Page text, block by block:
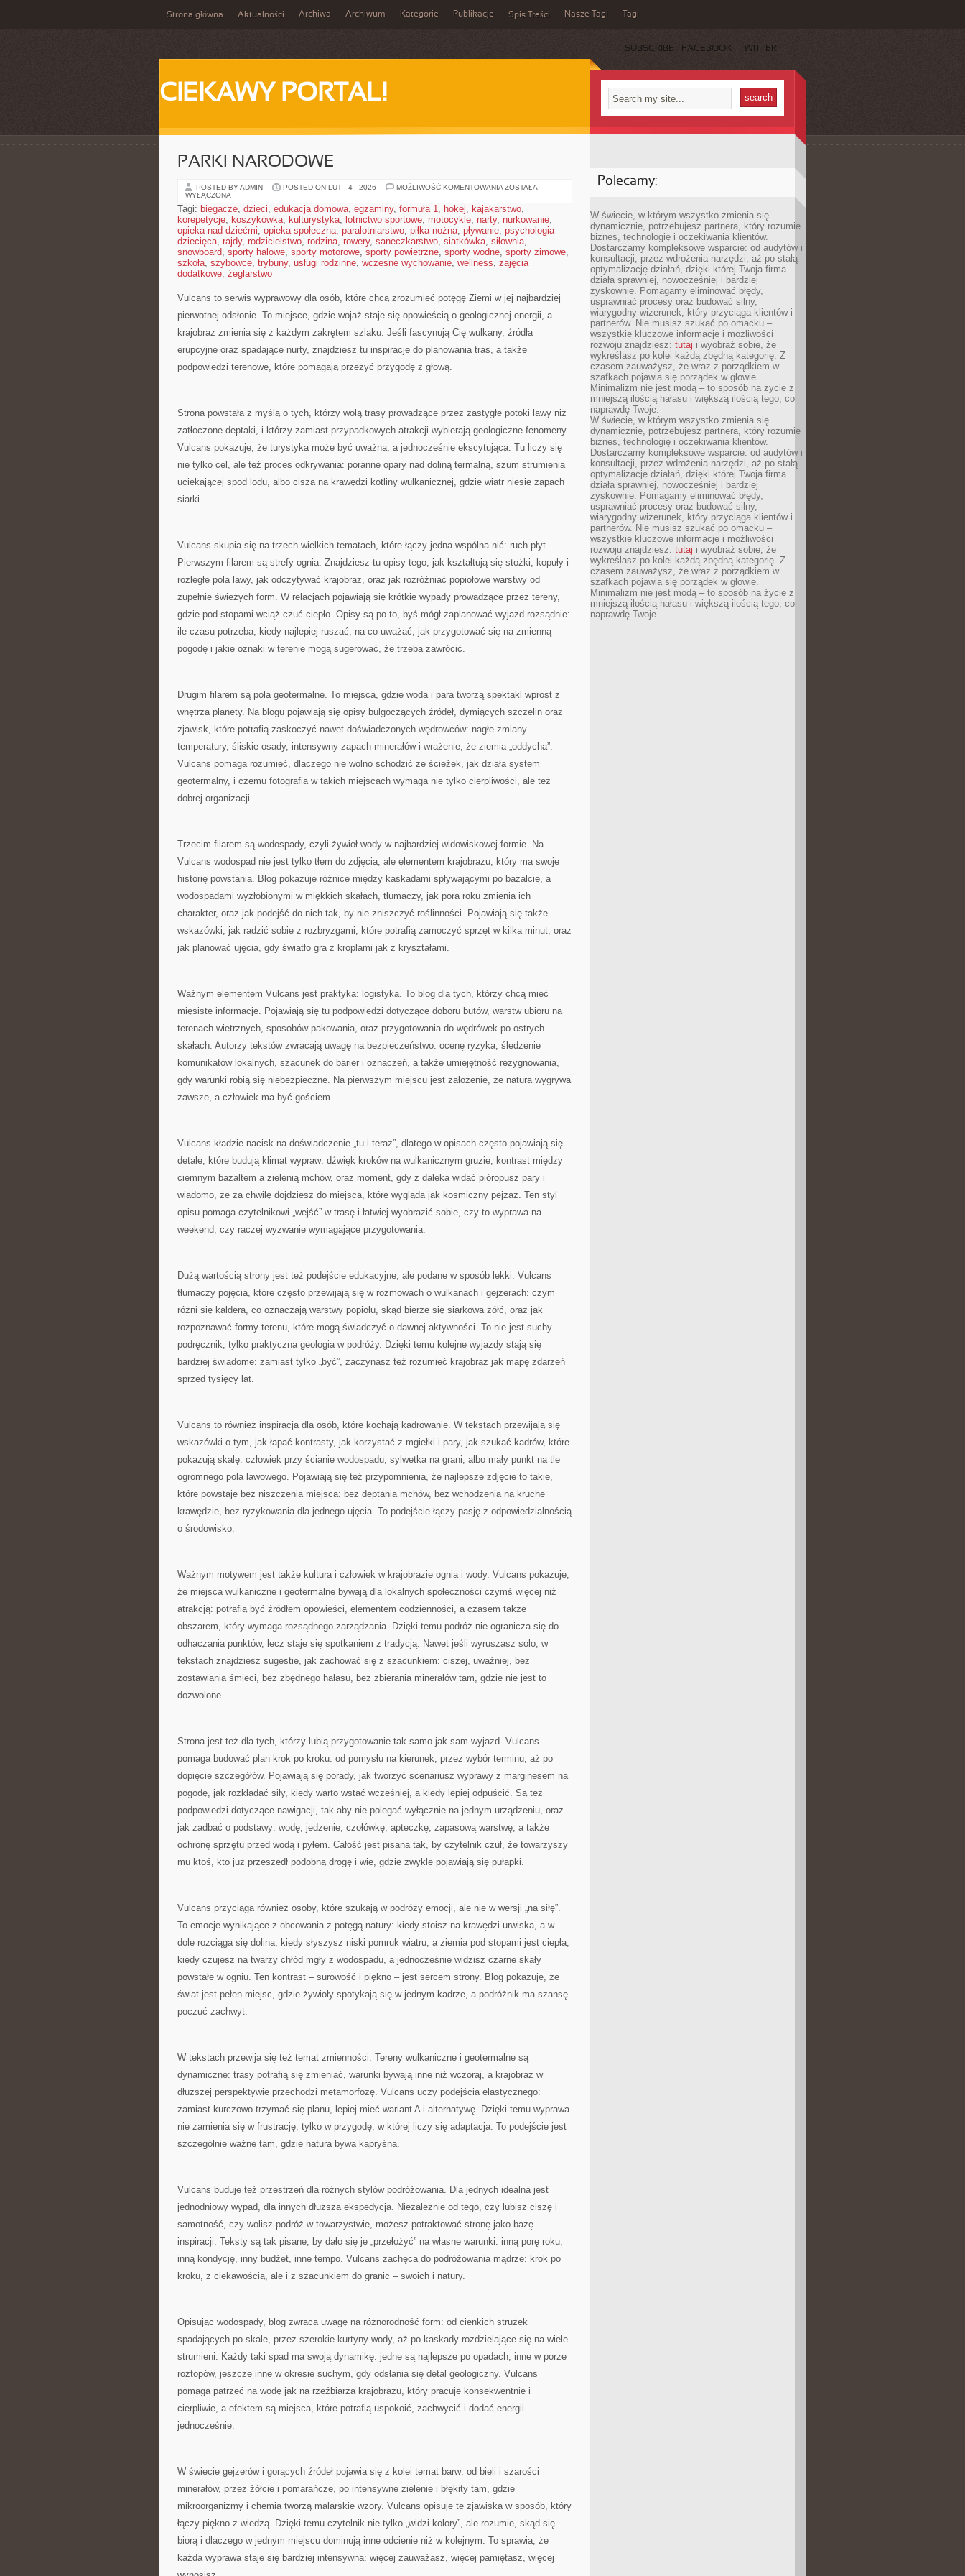
Strona główna Aktualności Archiwa Archiwum Kategorie Publikacje Spis Treści Nasze Tagi Tagi
SUBSCRIBE FACEBOOK TWITTER
CIEKAWY PORTAL!
PARKI NARODOWE
POSTED BY ADMIN POSTED ON LUT - 4 - 2026 MOŻLIWOŚĆ KOMENTOWANIA PARKI
ZOSTAŁA
WYŁĄCZONA
Tagi: biegacze, dzieci, edukacja domowa, egzaminy, formuła 1, hokej, kajakarstwo,
korepetycje, koszykówka, kulturystyka, lotnictwo sportowe, motocykle, narty, nurkowanie,
opieka nad dziećmi, opieka społeczna, paralotniarstwo, piłka nożna, pływanie, psychologia
dziecięca, rajdy, rodzicielstwo, rodzina, rowery, saneczkarstwo, siatkówka, siłownia,
snowboard, sporty halowe, sporty motorowe, sporty powietrzne, sporty wodne, sporty zimowe,
szkoła, szybowce, trybuny, usługi rodzinne, wczesne wychowanie, wellness, zajęcia
dodatkowe, żeglarstwo
Vulcans to serwis wyprawowy dla osób, które chcą zrozumieć potęgę Ziemi w jej najbardziej
pierwotnej odsłonie. To miejsce, gdzie wojaż staje się opowieścią o geologicznej energii, a
krajobraz zmienia się z każdym zakrętem szlaku. Jeśli fascynują Cię wulkany, źródła
erupcyjne oraz spadające nurty, znajdziesz tu inspiracje do planowania tras, a także
podpowiedzi terenowe, które pomagają przeżyć przygodę z głową.
Strona powstała z myślą o tych, którzy wolą trasy prowadzące przez zastygłe potoki lawy niż
zatłoczone deptaki, i którzy zamiast przypadkowych atrakcji wybierają geologiczne fenomeny.
Vulcans pokazuje, że turystyka może być uważna, a jednocześnie ekscytująca. Tu liczy się
nie tylko cel, ale też proces odkrywania: poranne opary nad doliną termalną, szum strumienia
uciekającej spod lodu, albo cisza na krawędzi kotliny wulkanicznej, gdzie wiatr niesie zapach
siarki.
Vulcans skupia się na trzech wielkich tematach, które łączy jedna wspólna nić: ruch płyt.
Pierwszym filarem są strefy ognia. Znajdziesz tu opisy tego, jak kształtują się stożki, kopuły i
rozległe pola lawy, jak odczytywać krajobraz, oraz jak rozróżniać popiołowe warstwy od
zupełnie świeżych form. W relacjach pojawiają się krótkie wypady prowadzące przez tereny,
gdzie pod stopami wciąż czuć ciepło. Opisy są po to, byś mógł zaplanować wyjazd rozsądnie:
ile czasu potrzeba, kiedy najlepiej ruszać, na co uważać, jak przygotować się na zmienną
pogodę i jakie oznaki w terenie mogą sugerować, że trzeba zawrócić.
Drugim filarem są pola geotermalne. To miejsca, gdzie woda i para tworzą spektakl wprost z
wnętrza planety. Na blogu pojawiają się opisy bulgoczących źródeł, dymiących szczelin oraz
zjawisk, które potrafią zaskoczyć nawet doświadczonych wędrowców: nagłe zmiany
temperatury, śliskie osady, intensywny zapach minerałów i wrażenie, że ziemia „oddycha”.
Vulcans pomaga rozumieć, dlaczego nie wolno schodzić ze ścieżek, jak działa system
geotermalny, i czemu fotografia w takich miejscach wymaga nie tylko cierpliwości, ale też
dobrej organizacji.
Trzecim filarem są wodospady, czyli żywioł wody w najbardziej widowiskowej formie. Na
Vulcans wodospad nie jest tylko tłem do zdjęcia, ale elementem krajobrazu, który ma swoje
historię powstania. Blog pokazuje różnice między kaskadami spływającymi po bazalcie, a
wodospadami wyżłobionymi w miękkich skałach, tłumaczy, jak pora roku zmienia ich
charakter, oraz jak podejść do nich tak, by nie zniszczyć roślinności. Pojawiają się także
wskazówki, jak radzić sobie z rozbryzgami, które potrafią zamoczyć sprzęt w kilka minut, oraz
jak planować ujęcia, gdy światło gra z kroplami jak z kryształami.
Ważnym elementem Vulcans jest praktyka: logistyka. To blog dla tych, którzy chcą mieć
mięsiste informacje. Pojawiają się tu podpowiedzi dotyczące doboru butów, warstw ubioru na
terenach wietrznych, sposobów pakowania, oraz przygotowania do wędrówek po ostrych
skałach. Autorzy tekstów zwracają uwagę na bezpieczeństwo: ocenę ryzyka, śledzenie
komunikatów lokalnych, szacunek do barier i oznaczeń, a także umiejętność rezygnowania,
gdy warunki robią się niebezpieczne. Na pierwszym miejscu jest założenie, że natura wygrywa
zawsze, a człowiek ma być gościem.
Vulcans kładzie nacisk na doświadczenie „tu i teraz”, dlatego w opisach często pojawiają się
detale, które budują klimat wypraw: dźwięk kroków na wulkanicznym gruzie, kontrast między
ciemnym bazaltem a zielenią mchów, oraz moment, gdy z daleka widać pióropusz pary i
wiadomo, że za chwilę dojdziesz do miejsca, które wygląda jak kosmiczny pejzaż. Ten styl
opisu pomaga czytelnikowi „wejść” w trasę i łatwiej wyobrazić sobie, czy to wyprawa na
weekend, czy raczej wyzwanie wymagające przygotowania.
Dużą wartością strony jest też podejście edukacyjne, ale podane w sposób lekki. Vulcans
tłumaczy pojęcia, które często przewijają się w rozmowach o wulkanach i gejzerach: czym
różni się kaldera, co oznaczają warstwy popiołu, skąd bierze się siarkowa żółć, oraz jak
rozpoznawać formy terenu, które mogą świadczyć o dawnej aktywności. To nie jest suchy
podręcznik, tylko praktyczna geologia w podróży. Dzięki temu kolejne wyjazdy stają się
bardziej świadome: zamiast tylko „być”, zaczynasz też rozumieć krajobraz jak mapę zdarzeń
sprzed tysięcy lat.
Vulcans to również inspiracja dla osób, które kochają kadrowanie. W tekstach przewijają się
wskazówki o tym, jak łapać kontrasty, jak korzystać z mgiełki i pary, jak szukać kadrów, które
pokazują skalę: człowiek przy ścianie wodospadu, sylwetka na grani, albo mały punkt na tle
ogromnego pola lawowego. Pojawiają się też przypomnienia, że najlepsze zdjęcie to takie,
które powstaje bez niszczenia miejsca: bez deptania mchów, bez wchodzenia na kruche
krawędzie, bez ryzykowania dla jednego ujęcia. To podejście łączy pasję z odpowiedzialnością
o środowisko.
Ważnym motywem jest także kultura i człowiek w krajobrazie ognia i wody. Vulcans pokazuje,
że miejsca wulkaniczne i geotermalne bywają dla lokalnych społeczności czymś więcej niż
atrakcją: potrafią być źródłem opowieści, elementem codzienności, a czasem także
obszarem, który wymaga rozsądnego zarządzania. Dzięki temu podróż nie ogranicza się do
odhaczania punktów, lecz staje się spotkaniem z tradycją. Nawet jeśli wyruszasz solo, w
tekstach znajdziesz sugestie, jak zachować się z szacunkiem: ciszej, uważniej, bez
zostawiania śmieci, bez zbędnego hałasu, bez zbierania minerałów tam, gdzie nie jest to
dozwolone.
Strona jest też dla tych, którzy lubią przygotowanie tak samo jak sam wyjazd. Vulcans
pomaga budować plan krok po kroku: od pomysłu na kierunek, przez wybór terminu, aż po
dopięcie szczegółów. Pojawiają się porady, jak tworzyć scenariusz wyprawy z marginesem na
pogodę, jak rozkładać siły, kiedy warto wstać wcześniej, a kiedy lepiej odpuścić. Są też
podpowiedzi dotyczące nawigacji, tak aby nie polegać wyłącznie na jednym urządzeniu, oraz
jak zadbać o podstawy: wodę, jedzenie, czołówkę, apteczkę, zapasową warstwę, a także
ochronę sprzętu przed wodą i pyłem. Całość jest pisana tak, by czytelnik czuł, że towarzyszy
mu ktoś, kto już przeszedł podobną drogę i wie, gdzie zwykle pojawiają się pułapki.
Vulcans przyciąga również osoby, które szukają w podróży emocji, ale nie w wersji „na siłę”.
To emocje wynikające z obcowania z potęgą natury: kiedy stoisz na krawędzi urwiska, a w
dole rozciąga się dolina; kiedy słyszysz niski pomruk wiatru, a ziemia pod stopami jest ciepła;
kiedy czujesz na twarzy chłód mgły z wodospadu, a jednocześnie widzisz czarne skały
powstałe w ogniu. Ten kontrast – surowość i piękno – jest sercem strony. Blog pokazuje, że
świat jest pełen miejsc, gdzie żywioły spotykają się w jednym kadrze, a podróżnik ma szansę
poczuć zachwyt.
W tekstach przewija się też temat zmienności. Tereny wulkaniczne i geotermalne są
dynamiczne: trasy potrafią się zmieniać, warunki bywają inne niż wczoraj, a krajobraz w
dłuższej perspektywie przechodzi metamorfozę. Vulcans uczy podejścia elastycznego:
zamiast kurczowo trzymać się planu, lepiej mieć wariant A i alternatywę. Dzięki temu wyprawa
nie zamienia się w frustrację, tylko w przygodę, w której liczy się adaptacja. To podejście jest
szczególnie ważne tam, gdzie natura bywa kapryśna.
Vulcans buduje też przestrzeń dla różnych stylów podróżowania. Dla jednych idealna jest
jednodniowy wypad, dla innych dłuższa ekspedycja. Niezależnie od tego, czy lubisz ciszę i
samotność, czy wolisz podróż w towarzystwie, możesz potraktować stronę jako bazę
inspiracji. Teksty są tak pisane, by dało się je „przełożyć” na własne warunki: inną porę roku,
inną kondycję, inny budżet, inne tempo. Vulcans zachęca do podróżowania mądrze: krok po
kroku, z ciekawością, ale i z szacunkiem do granic – swoich i natury.
Opisując wodospady, blog zwraca uwagę na różnorodność form: od cienkich strużek
spadających po skale, przez szerokie kurtyny wody, aż po kaskady rozdzielające się na wiele
strumieni. Każdy taki spad ma swoją dynamikę: jedne są najlepsze po opadach, inne w porze
roztopów, jeszcze inne w okresie suchym, gdy odsłania się detal geologiczny. Vulcans
pomaga patrzeć na wodę jak na rzeźbiarza krajobrazu, który pracuje konsekwentnie i
cierpliwie, a efektem są miejsca, które potrafią uspokoić, zachwycić i dodać energii
jednocześnie.
W świecie gejzerów i gorących źródeł pojawia się z kolei temat barw: od bieli i szarości
minerałów, przez żółcie i pomarańcze, po intensywne zielenie i błękity tam, gdzie
mikroorganizmy i chemia tworzą malarskie wzory. Vulcans opisuje te zjawiska w sposób, który
łączy piękno z wiedzą. Dzięki temu czytelnik nie tylko „widzi kolory”, ale rozumie, skąd się
biorą i dlaczego w jednym miejscu dominują inne odcienie niż w kolejnym. To sprawia, że
każda wyprawa staje się bardziej intensywna: więcej zauważasz, więcej pamiętasz, więcej
Polecamy:
W świecie, w którym wszystko zmienia się
dynamicznie, potrzebujesz partnera, który rozumie
biznes, technologię i oczekiwania klientów.
Dostarczamy kompleksowe wsparcie: od audytów i
konsultacji, przez wdrożenia narzędzi, aż po stałą
optymalizację działań, dzięki której Twoja firma
działa sprawniej, nowocześniej i bardziej
zyskownie. Pomagamy eliminować błędy,
usprawniać procesy oraz budować silny,
wiarygodny wizerunek, który przyciąga klientów i
partnerów. Nie musisz szukać po omacku –
wszystkie kluczowe informacje i możliwości
rozwoju znajdziesz: tutaj i wyobraź sobie, że
wykreślasz po kolei każdą zbędną kategorię. Z
czasem zauważysz, że wraz z porządkiem w
szafkach pojawia się porządek w głowie.
Minimalizm nie jest modą – to sposób na życie z
mniejszą ilością hałasu i większą ilością tego, co
naprawdę Twoje.
W świecie, w którym wszystko zmienia się
dynamicznie, potrzebujesz partnera, który rozumie
biznes, technologię i oczekiwania klientów.
Dostarczamy kompleksowe wsparcie: od audytów i
konsultacji, przez wdrożenia narzędzi, aż po stałą
optymalizację działań, dzięki której Twoja firma
działa sprawniej, nowocześniej i bardziej
zyskownie. Pomagamy eliminować błędy,
usprawniać procesy oraz budować silny,
wiarygodny wizerunek, który przyciąga klientów i
partnerów. Nie musisz szukać po omacku –
wszystkie kluczowe informacje i możliwości
rozwoju znajdziesz: tutaj i wyobraź sobie, że
wykreślasz po kolei każdą zbędną kategorię. Z
czasem zauważysz, że wraz z porządkiem w
szafkach pojawia się porządek w głowie.
Minimalizm nie jest modą – to sposób na życie z
mniejszą ilością hałasu i większą ilością tego, co
naprawdę Twoje.